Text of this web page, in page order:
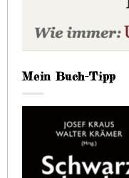
Mein Buch-Tipp